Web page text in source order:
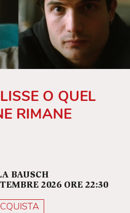
O QUEL
RIMANE
BAUSCH
2026 ORE 22:30